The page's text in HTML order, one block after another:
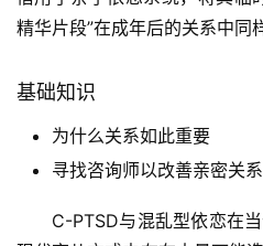
精华片段”在成年后的关系中同
基础知识
为什么关系如此重要
寻找咨询师以改善亲密关系
C-PTSD与混乱型依恋在